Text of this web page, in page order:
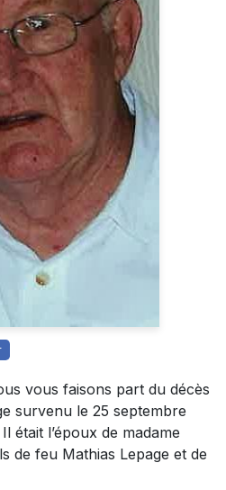
vous faisons part du décès
survenu le 25 septembre
était l’époux de madame
de feu Mathias Lepage et de